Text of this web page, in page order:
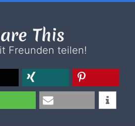
This
Freunden teilen!